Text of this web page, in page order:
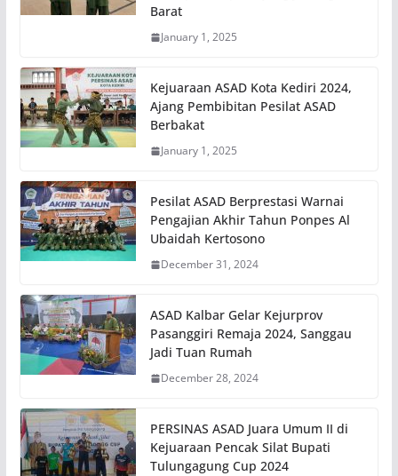
Barat
January 1, 2025
Kejuaraan ASAD Kota Kediri 2024,
Ajang Pembibitan Pesilat ASAD
Berbakat
January 1, 2025
Pesilat ASAD Berprestasi Warnai
Pengajian Akhir Tahun Ponpes Al
Ubaidah Kertosono
December 31, 2024
ASAD Kalbar Gelar Kejurprov
Pasanggiri Remaja 2024, Sanggau
Jadi Tuan Rumah
December 28, 2024
PERSINAS ASAD Juara Umum II di
Kejuaraan Pencak Silat Bupati
Tulungagung Cup 2024